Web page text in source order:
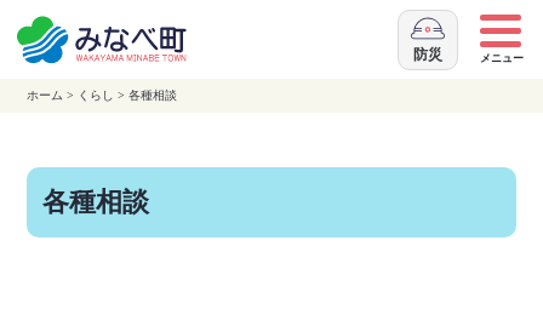
文
防災 メニュー
ホーム > くらし >各種相談
各種相談